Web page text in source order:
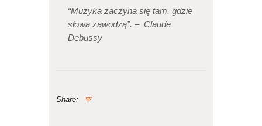
“Muzyka zaczyna się tam, gdzie
słowa zawodzą”. – Claude
Debussy
Share: